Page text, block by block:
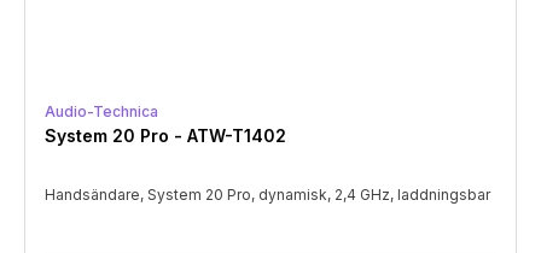
Audio-Technica
System 20 Pro - ATW-T1402
Handsändare, System 20 Pro, dynamisk, 2,4 GHz, laddningsbar